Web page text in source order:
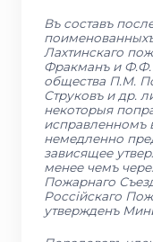
Въ составъ
Лахтинскаго
Фракманъ и Ф.Ф.
общества П.М.
Струковъ и др.
некоторыя
исправленномъ
немедленно
зависящее
менее чемъ
Пожарнаго
Россiйскаго
утвержденъ